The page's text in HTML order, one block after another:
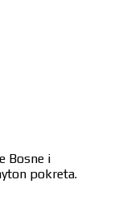
Bosne i
pokreta.